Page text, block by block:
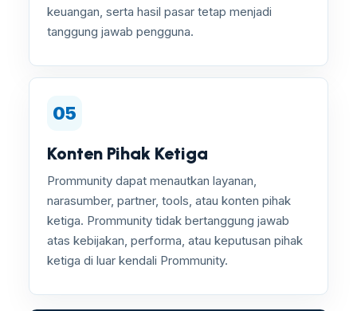
keuangan, serta hasil pasar tetap menjadi
tanggung jawab pengguna.
05
Konten Pihak Ketiga
Prommunity dapat menautkan layanan,
narasumber, partner, tools, atau konten pihak
ketiga. Prommunity tidak bertanggung jawab
atas kebijakan, performa, atau keputusan pihak
ketiga di luar kendali Prommunity.